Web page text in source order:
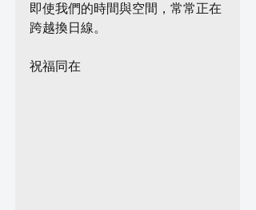
即使我們的時間與空間，常常正在
跨越換日線。
祝福同在